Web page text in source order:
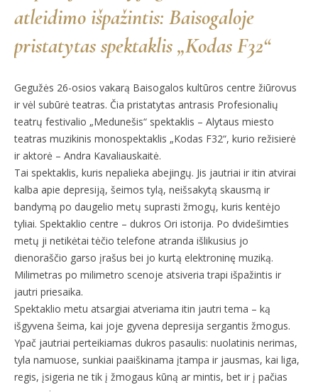
atleidimo išpažintis: Baisogaloje
pristatytas spektaklis „Kodas F32“
Gegužės 26-osios vakarą Baisogalos kultūros centre žiūrovus
ir vėl subūrė teatras. Čia pristatytas antrasis Profesionalių
teatrų festivalio „Medunešis“ spektaklis – Alytaus miesto
teatras muzikinis monospektaklis „Kodas F32“, kurio režisierė
ir aktorė – Andra Kavaliauskaitė.
Tai spektaklis, kuris nepalieka abejingų. Jis jautriai ir itin atvirai
kalba apie depresiją, šeimos tylą, neišsakytą skausmą ir
bandymą po daugelio metų suprasti žmogų, kuris kentėjo
tyliai. Spektaklio centre – dukros Ori istorija. Po dvidešimties
metų ji netikėtai tėčio telefone atranda išlikusius jo
dienoraščio garso įrašus bei jo kurtą elektroninę muziką.
Milimetras po milimetro scenoje atsiveria trapi išpažintis ir
jautri priesaika.
Spektaklio metu atsargiai atveriama itin jautri tema – ką
išgyvena šeima, kai joje gyvena depresija sergantis žmogus.
Ypač jautriai perteikiamas dukros pasaulis: nuolatinis nerimas,
tyla namuose, sunkiai paaiškinama įtampa ir jausmas, kai liga,
regis, įsigeria ne tik į žmogaus kūną ar mintis, bet ir į pačias